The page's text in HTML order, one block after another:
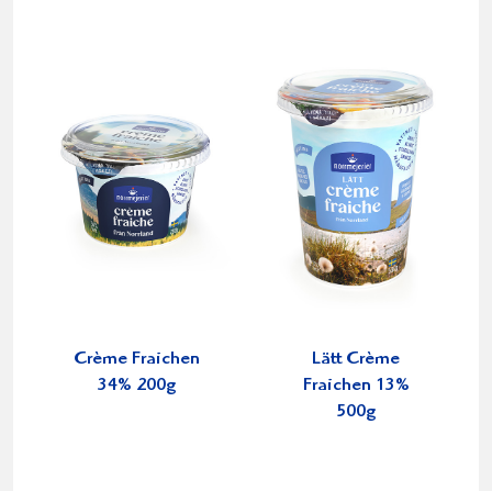
Crème Fraichen
34% 200g
Lätt Crème
Fraichen 13%
500g